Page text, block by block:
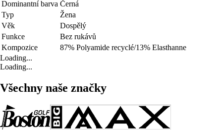
Dominantní barva Černá
Typ
Žena
Věk
Dospělý
Funkce
Bez rukávů
Kompozice
87% Polyamide recyclé/13% Elasthanne
Loading...
Loading...
Všechny naše značky